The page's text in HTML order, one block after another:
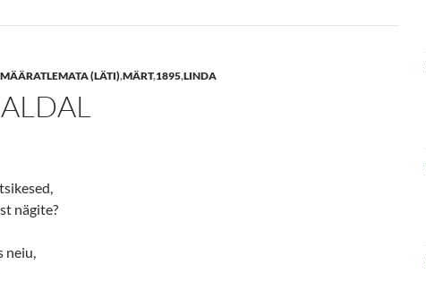
(LÄTI),MÄRT,1895,LINDA
nägite?
neiu,